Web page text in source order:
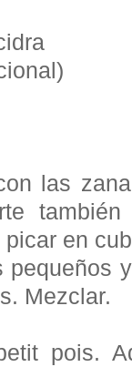
las
en
Mezclar.
pois.